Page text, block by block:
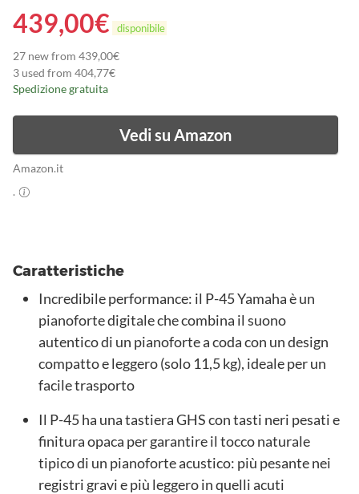
439,00€ disponibile
27 new from 439,00€
3 used from 404,77€
Spedizione gratuita
Vedi su Amazon
Amazon.it
.
Caratteristiche
Incredibile performance: il P-45 Yamaha è un
pianoforte digitale che combina il suono
autentico di un pianoforte a coda con un design
compatto e leggero (solo 11,5 kg), ideale per un
facile trasporto
Il P-45 ha una tastiera GHS con tasti neri pesati e
finitura opaca per garantire il tocco naturale
tipico di un pianoforte acustico: più pesante nei
registri gravi e più leggero in quelli acuti